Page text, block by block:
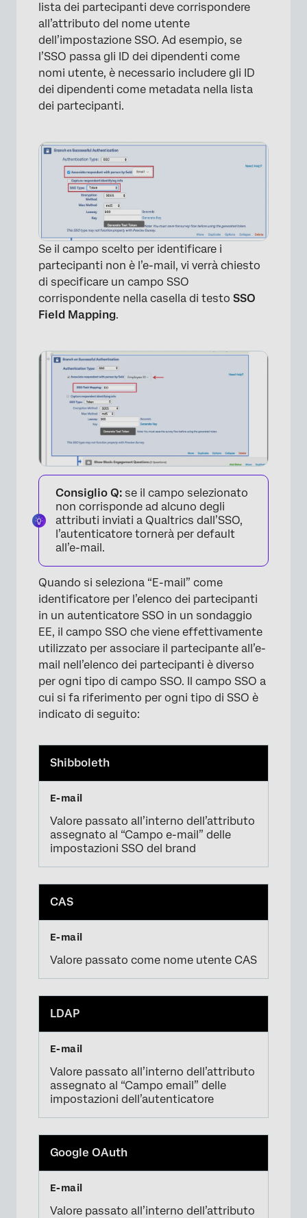
×
lista dei partecipanti deve corrispondere
all’attributo del nome utente
dell’impostazione SSO. Ad esempio, se
l’SSO passa gli ID dei dipendenti come
nomi utente, è necessario includere gli ID
dei dipendenti come metadata nella lista
dei partecipanti.
×
Se il campo scelto per identificare i
partecipanti non è l’e-mail, vi verrà chiesto
di specificare un campo SSO
corrispondente nella casella di testo SSO
Field Mapping.
×
Consiglio Q: se il campo selezionato
non corrisponde ad alcuno degli
attributi inviati a Qualtrics dall’SSO,
l’autenticatore tornerà per default
all’e-mail.
Quando si seleziona “E-mail” come
identificatore per l’elenco dei partecipanti
in un autenticatore SSO in un sondaggio
EE, il campo SSO che viene effettivamente
utilizzato per associare il partecipante all’e-
mail nell’elenco dei partecipanti è diverso
per ogni tipo di campo SSO. Il campo SSO a
cui si fa riferimento per ogni tipo di SSO è
indicato di seguito:
Shibboleth
Valore passato all’interno dell’attributo
assegnato al “Campo e-mail” delle
impostazioni SSO del brand
CAS
Valore passato come nome utente CAS
LDAP
Valore passato all’interno dell’attributo
assegnato al “Campo email” delle
impostazioni dell’autenticatore
Google OAuth
Valore passato all’interno dell’attributo